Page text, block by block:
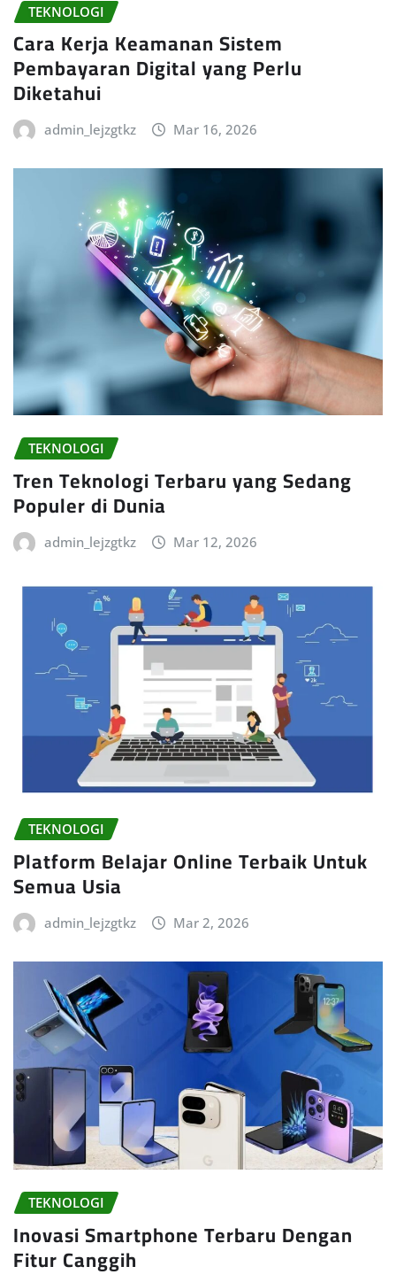
TEKNOLOGI
Cara Kerja Keamanan Sistem
Pembayaran Digital yang Perlu
Diketahui
admin_lejzgtkz Mar 16, 2026
TEKNOLOGI
Tren Teknologi Terbaru yang Sedang
Populer di Dunia
admin_lejzgtkz Mar 12, 2026
TEKNOLOGI
Platform Belajar Online Terbaik Untuk
Semua Usia
admin_lejzgtkz Mar 2, 2026
TEKNOLOGI
Inovasi Smartphone Terbaru Dengan
Fitur Canggih